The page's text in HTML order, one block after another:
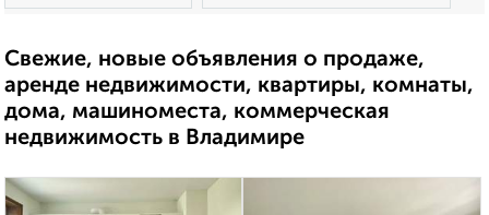
Свежие, новые объявления о продаже,
аренде недвижимости, квартиры, комнаты,
дома, машиноместа, коммерческая
недвижимость в Владимире